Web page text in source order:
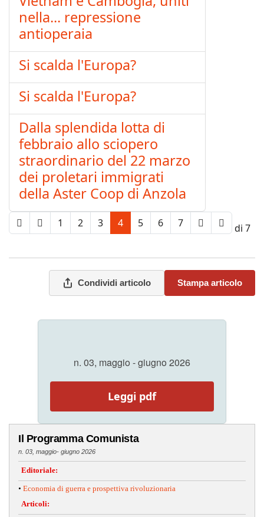
nella... repressione
antioperaia
Si scalda l'Europa?
Si scalda l'Europa?
Dalla splendida lotta di
febbraio allo sciopero
straordinario del 22 marzo
dei proletari immigrati
della Aster Coop di Anzola
Pagina 4 di 7
1 2 3 4 5 6 7
Condividi articolo Stampa articolo
n. 03, maggio - giugno 2026
Leggi pdf
Il Programma Comunista
n. 03, maggio- giugno 2026
Editoriale:
• Economia di guerra e prospettiva rivoluzionaria
Articoli: